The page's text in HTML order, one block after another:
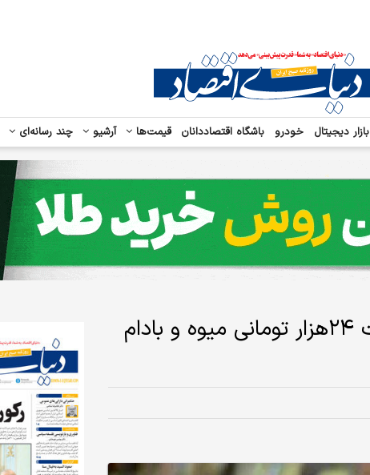
بازار دیجیتال خودرو باشگاه اقتصاددانان قیمت‌ها آرشیو چند رسانه‌ای
فقط تا چند روز دیگر؛ خرید نهال های با کیفیت ۲۴هزار تومانی میوه و بادام